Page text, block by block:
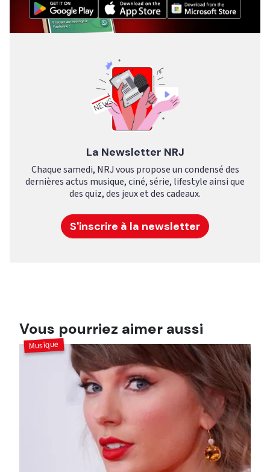
La Newsletter NRJ
Chaque samedi, NRJ vous propose un condensé des
dernières actus musique, ciné, série, lifestyle ainsi que
des quiz, des jeux et des cadeaux.
S'inscrire à la newsletter
Vous pourriez aimer aussi
Musique